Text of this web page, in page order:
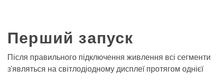
Перший запуск
Після правильного підключення живлення всі сегменти
з'являться на світлодіодному дисплеї протягом однієї